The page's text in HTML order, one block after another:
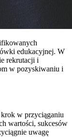
edukacyjnej. W
rekrutacji i
w pozyskiwaniu i
w przyciąganiu
wartości, sukcesów
uwagę